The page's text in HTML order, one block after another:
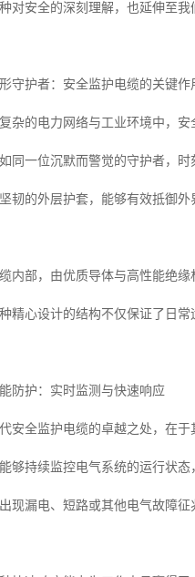
对安全的深刻理解，也延伸至
守护者：安全监护电缆的关键作
杂的电力网络与工业环境中，安
同一位沉默而警觉的守护者，时
韧的外层护套，能够有效抵御
内部，由优质导体与高性能绝
精心设计的结构不仅保证了日常
防护：实时监测与快速响应
安全监护电缆的卓越之处，在于
够持续监控电气系统的运行状态
现漏电、短路或其他电气故障